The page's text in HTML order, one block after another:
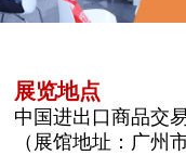
展览地点
中国进出口商品交
（展馆地址：广州